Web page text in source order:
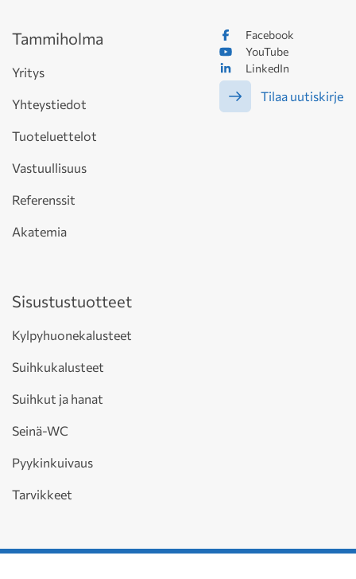
Facebook
YouTube
LinkedIn
Tilaa uutiskirje
Tammiholma
Yritys
Yhteystiedot
Tuoteluettelot
Vastuullisuus
Referenssit
Akatemia
Sisustustuotteet
Kylpyhuonekalusteet
Suihkukalusteet
Suihkut ja hanat
Seinä-WC
Pyykinkuivaus
Tarvikkeet